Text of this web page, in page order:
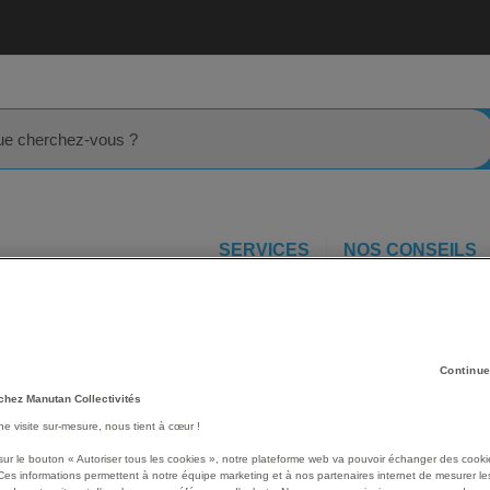
SERVICES NOS CONSEILS
Stand à roulette pour ECG 3/6/12
Compatible SE-300B,
F3.
Manutan Collectivités
visite sur-mesure, nous tient à cœur !
le bouton « Autoriser tous les cookies », notre plateforme web va pouvoir échanger des
informations permettent à notre équipe marketing et à nos partenaires internet de mesurer